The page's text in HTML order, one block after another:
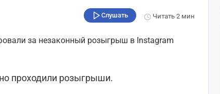
Слушать Читать2 мин
проходили розыгрыши.